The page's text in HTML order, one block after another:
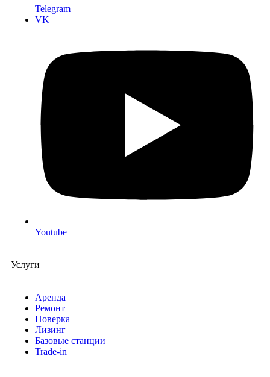
Telegram
VK
Youtube
Услуги
Аренда
Ремонт
Поверка
Лизинг
Базовые станции
Trade-in